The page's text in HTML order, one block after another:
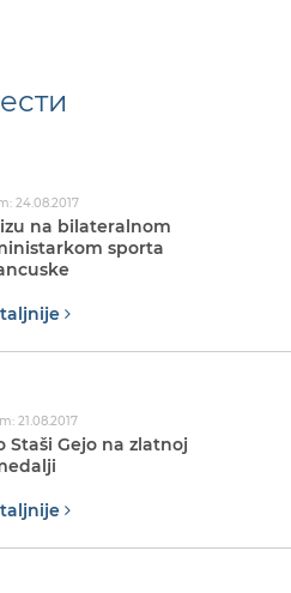
24.08.2017
na bilateralnom
sporta
21.08.2017
Staši Gejo na zlatnoj